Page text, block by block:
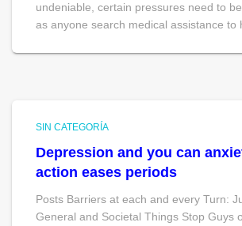
undeniable, certain pressures need to
as anyone search medical assistance to
SIN CATEGORÍA
Depression and you can
action eases periods
Posts Barriers at each and every Turn:
General and Societal Things Stop Guys